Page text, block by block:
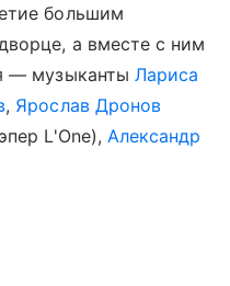
большим
а вместе с ним
— музыканты Лариса
, Ярослав Дронов
L'One), Александр